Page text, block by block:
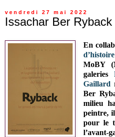
vendredi 27 mai 2022
Issachar Ber
En
MoBY
galeries
Gaillard
Ber
milieu
peintre,
pour le